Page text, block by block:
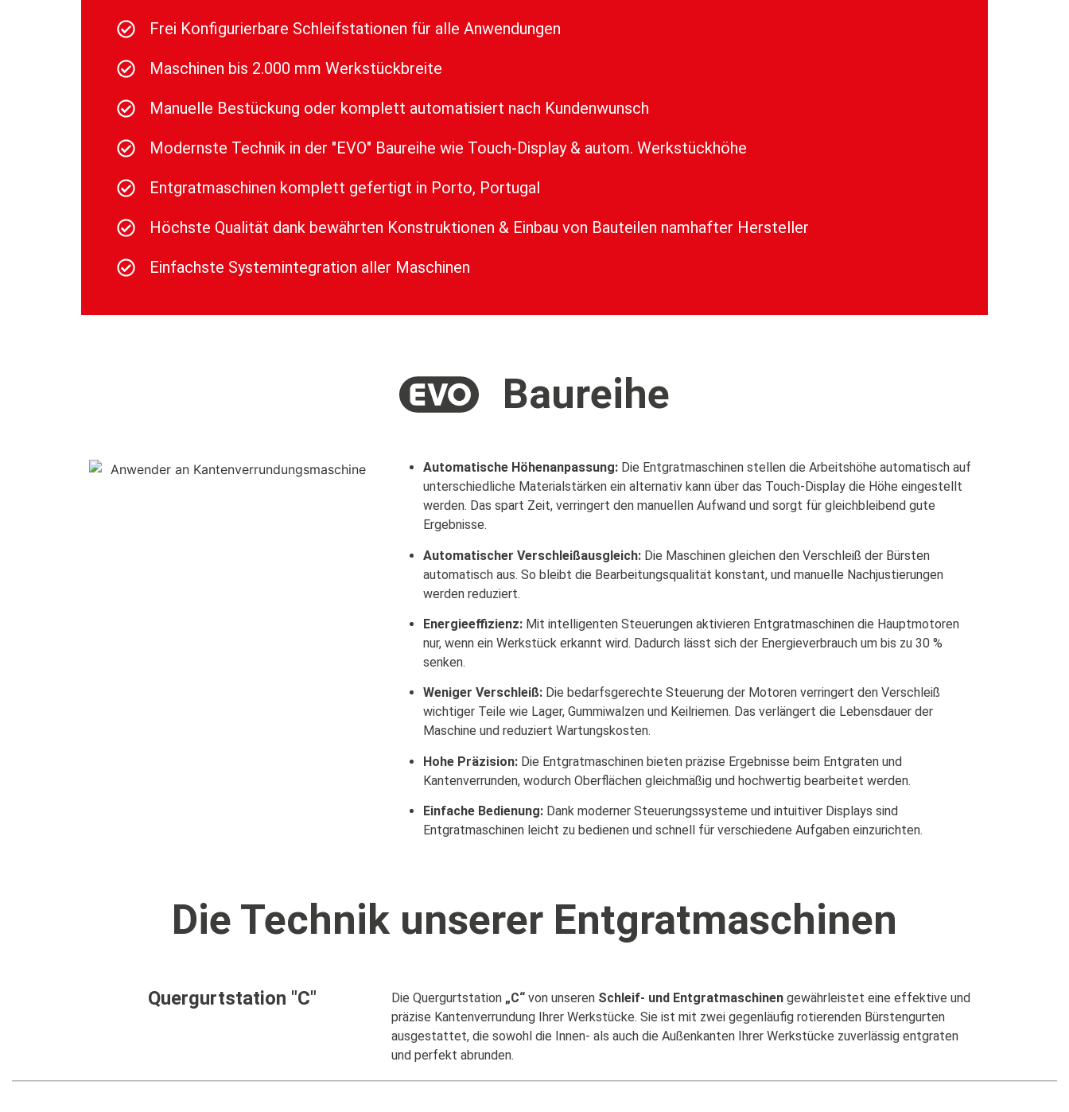
Frei Konfigurierbare Schleifstationen für alle Anwendungen
Maschinen bis 2.000 mm Werkstückbreite
Manuelle Bestückung oder komplett automatisiert nach Kundenwunsch
Modernste Technik in der "EVO" Baureihe wie Touch-Display & autom. Werkstückhöhe
Entgratmaschinen komplett gefertigt in Porto, Portugal
Höchste Qualität dank bewährten Konstruktionen & Einbau von Bauteilen namhafter Hersteller
Einfachste Systemintegration aller Maschinen
Baureihe
Automatische Höhenanpassung:Die Entgratmaschinen stellen die Arbeitshöhe automatisch auf
unterschiedliche Materialstärken ein alternativ kann über das Touch-Display die Höhe eingestellt
werden. Das spart Zeit, verringert den manuellen Aufwand und sorgt für gleichbleibend gute
Ergebnisse.
Automatischer Verschleißausgleich:Die Maschinen gleichen den Verschleiß der Bürsten
automatisch aus. So bleibt die Bearbeitungsqualität konstant, und manuelle Nachjustierungen
werden reduziert.
Energieeffizienz:Mit intelligenten Steuerungen aktivieren Entgratmaschinen die Hauptmotoren
nur, wenn ein Werkstück erkannt wird. Dadurch lässt sich der Energieverbrauch um bis zu 30 %
senken.
Weniger Verschleiß:Die bedarfsgerechte Steuerung der Motoren verringert den Verschleiß
wichtiger Teile wie Lager, Gummiwalzen und Keilriemen. Das verlängert die Lebensdauer der
Maschine und reduziert Wartungskosten.
Hohe Präzision:Die Entgratmaschinen bieten präzise Ergebnisse beim Entgraten und
Kantenverrunden, wodurch Oberflächen gleichmäßig und hochwertig bearbeitet werden.
Einfache Bedienung:Dank moderner Steuerungssysteme und intuitiver Displays sind
Entgratmaschinen leicht zu bedienen und schnell für verschiedene Aufgaben einzurichten.
Die Technik unserer Entgratmaschinen
Quergurtstation "C" Die Quergurtstation„C“von unseren Schleif- und Entgratmaschinengewährleistet eine effektive und
präzise Kantenverrundung Ihrer Werkstücke. Sie ist mit zwei gegenläufig rotierenden Bürstengurten
ausgestattet, die sowohl die Innen- als auch die Außenkanten Ihrer Werkstücke zuverlässig entgraten
und perfekt abrunden.